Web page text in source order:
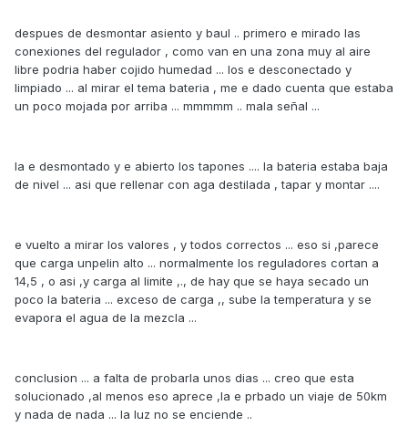
despues de desmontar asiento y baul .. primero e mirado las
conexiones del regulador , como van en una zona muy al aire
libre podria haber cojido humedad ... los e desconectado y
limpiado ... al mirar el tema bateria , me e dado cuenta que estaba
un poco mojada por arriba ... mmmmm .. mala señal ...
la e desmontado y e abierto los tapones .... la bateria estaba baja
de nivel ... asi que rellenar con aga destilada , tapar y montar ....
e vuelto a mirar los valores , y todos correctos ... eso si ,parece
que carga unpelin alto ... normalmente los reguladores cortan a
14,5 , o asi ,y carga al limite ,., de hay que se haya secado un
poco la bateria ... exceso de carga ,, sube la temperatura y se
evapora el agua de la mezcla ...
conclusion ... a falta de probarla unos dias ... creo que esta
solucionado ,al menos eso aprece ,la e prbado un viaje de 50km
y nada de nada ... la luz no se enciende ..